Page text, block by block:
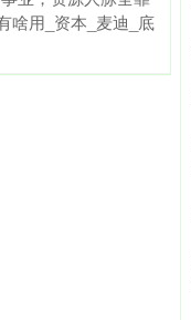
啥用_资本_麦迪_底